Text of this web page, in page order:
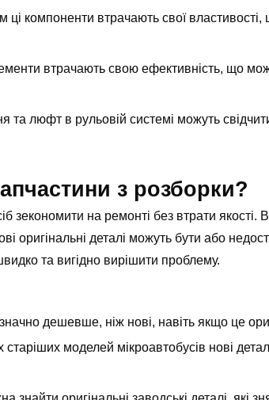
ці компоненти втрачають свої
втрачають свою ефективність, що
та люфт в рульовій системі можуть
з розборки?
зекономити на ремонті без втрати
оригінальні деталі можуть бути або
та вигідно вирішити проблему.
дешевше, ніж нові, навіть якщо це
старіших моделей мікроавтобусів нові